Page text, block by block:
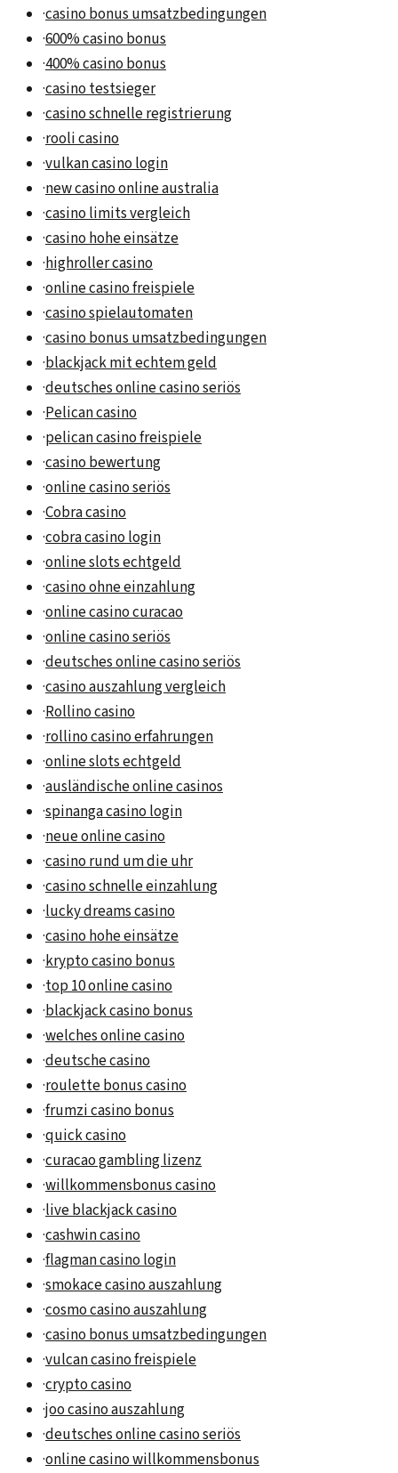
·casino bonus umsatzbedingungen
·600% casino bonus
·400% casino bonus
·casino testsieger
·casino schnelle registrierung
·rooli casino
·vulkan casino login
·new casino online australia
·casino limits vergleich
·casino hohe einsätze
·highroller casino
·online casino freispiele
·casino spielautomaten
·casino bonus umsatzbedingungen
·blackjack mit echtem geld
·deutsches online casino seriös
·Pelican casino
·pelican casino freispiele
·casino bewertung
·online casino seriös
·Cobra casino
·cobra casino login
·online slots echtgeld
·casino ohne einzahlung
·online casino curacao
·online casino seriös
·deutsches online casino seriös
·casino auszahlung vergleich
·Rollino casino
·rollino casino erfahrungen
·online slots echtgeld
·ausländische online casinos
·spinanga casino login
·neue online casino
·casino rund um die uhr
·casino schnelle einzahlung
·lucky dreams casino
·casino hohe einsätze
·krypto casino bonus
·top 10 online casino
·blackjack casino bonus
·welches online casino
·deutsche casino
·roulette bonus casino
·frumzi casino bonus
·quick casino
·curacao gambling lizenz
·willkommensbonus casino
·live blackjack casino
·cashwin casino
·flagman casino login
·smokace casino auszahlung
·cosmo casino auszahlung
·casino bonus umsatzbedingungen
·vulcan casino freispiele
·crypto casino
·joo casino auszahlung
·deutsches online casino seriös
·online casino willkommensbonus